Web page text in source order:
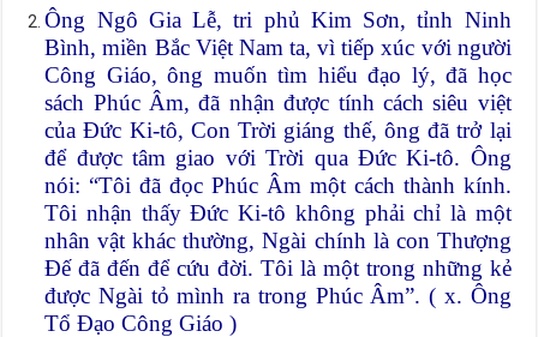
Ông Ngô Gia Lễ, tri phủ Kim Sơn, tỉnh Ninh
Bình, miền Bắc Việt Nam ta, vì tiếp xúc với người
Công Giáo, ông muốn tìm hiểu đạo lý, đã học
sách Phúc Âm, đã nhận được tính cách siêu việt
của Đức Ki-tô, Con Trời giáng thế, ông đã trở lại
để được tâm giao với Trời qua Đức Ki-tô. Ông
nói: “Tôi đã đọc Phúc Âm một cách thành kính.
Tôi nhận thấy Đức Ki-tô không phải chỉ là một
nhân vật khác thường, Ngài chính là con Thượng
Đế đã đến để cứu đời. Tôi là một trong những kẻ
được Ngài tỏ mình ra trong Phúc Âm”. ( x. Ông
Tổ Đạo Công Giáo )